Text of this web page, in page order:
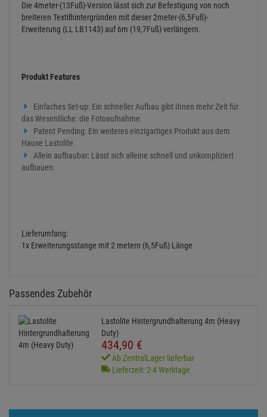
Die 4meter-(13Fuß)-Version lässt sich zur Befestigung von noch
breiteren Textilhintergründen mit dieser 2meter-(6,5Fuß)-
Erweiterung (LL LB1143) auf 6m (19,7Fuß) verlängern.
Produkt Features
Einfaches Set-up: Ein schneller Aufbau gibt Ihnen mehr Zeit für
das Wesentliche: die Fotoaufnahme.
Patent Pending: Ein weiteres einzigartiges Produkt aus dem
Hause Lastolite.
Allein aufbaubar: Lässt sich alleine schnell und unkompliziert
aufbauen.
Lieferumfang:
1x Erweiterungsstange mit 2 metern (6,5Fuß) Länge
Passendes Zubehör
Lastolite Hintergrundhalterung 4m (Heavy
Duty)
434,90 €
Ab ZentralLager lieferbar
Lieferzeit: 2-4 Werktage